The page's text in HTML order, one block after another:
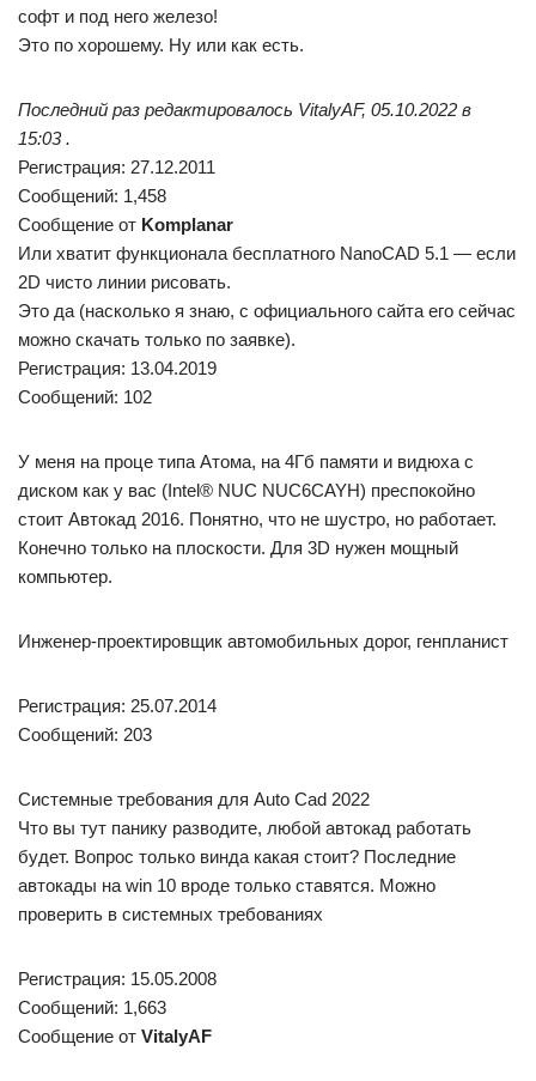
софт и под него железо!
Это по хорошему. Ну или как есть.
Последний раз редактировалось VitalyAF, 05.10.2022 в
15:03 .
Регистрация: 27.12.2011
Сообщений: 1,458
Сообщение от Komplanar
Или хватит функционала бесплатного NanoCAD 5.1 — если
2D чисто линии рисовать.
Это да (насколько я знаю, с официального сайта его сейчас
можно скачать только по заявке).
Регистрация: 13.04.2019
Сообщений: 102
У меня на проце типа Атома, на 4Гб памяти и видюха с
диском как у вас (Intel® NUC NUC6CAYH) преспокойно
стоит Автокад 2016. Понятно, что не шустро, но работает.
Конечно только на плоскости. Для 3D нужен мощный
компьютер.
Инженер-проектировщик автомобильных дорог, генпланист
Регистрация: 25.07.2014
Сообщений: 203
Системные требования для Auto Cad 2022
Что вы тут панику разводите, любой автокад работать
будет. Вопрос только винда какая стоит? Последние
автокады на win 10 вроде только ставятся. Можно
проверить в системных требованиях
Регистрация: 15.05.2008
Сообщений: 1,663
Сообщение от VitalyAF